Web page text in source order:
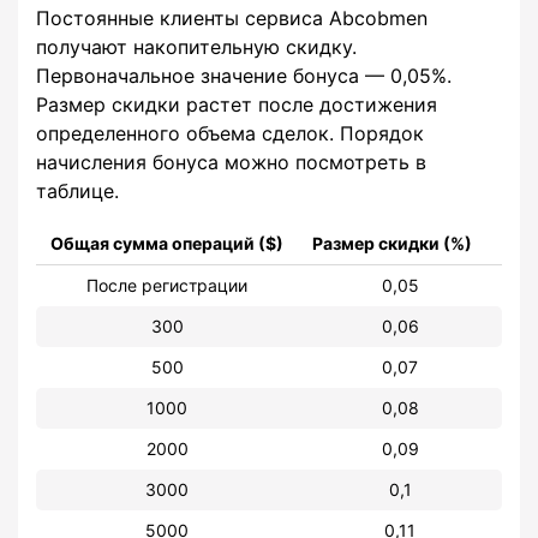
Постоянные клиенты сервиса Abcobmen
получают накопительную скидку.
Первоначальное значение бонуса — 0,05%.
Размер скидки растет после достижения
определенного объема сделок. Порядок
начисления бонуса можно посмотреть в
таблице.
Общая сумма операций ($) Размер скидки (%)
После регистрации
0,05
300
0,06
500
0,07
1000
0,08
2000
0,09
3000
0,1
5000
0,11